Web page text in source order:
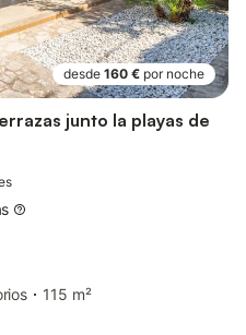
desde 160 € por noche
junto la playas de
115 m²